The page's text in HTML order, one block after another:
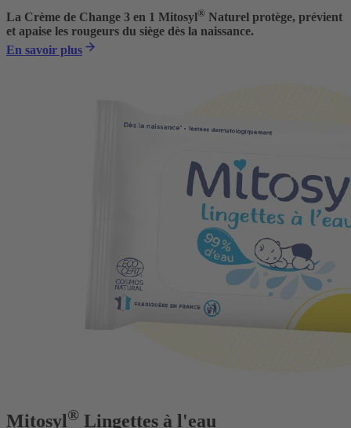
La Crème de Change 3 en 1 Mitosyl® Naturel protège, prévient
et apaise les rougeurs du siège dès la naissance.
En savoir plus
Mitosyl® Lingettes à l'eau